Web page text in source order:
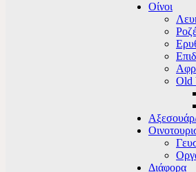
Οίνοι
Ροζέ
Old
Διάφορα